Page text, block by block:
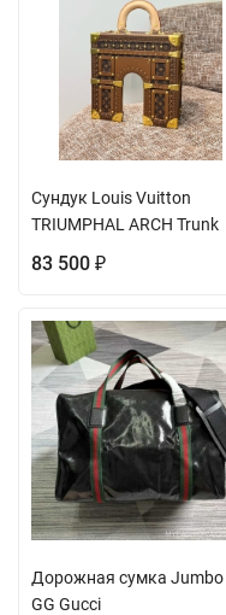
Сундук Louis Vuitton
TRIUMPHAL ARCH Trunk
83 500 ₽
Дорожная сумка Jumbo
GG Gucci